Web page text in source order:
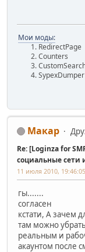
Мои моды:
RedirectPage
Counters
SypexDumper
Макар
Re: [Loginza for
социальные сети
11 июля 2010, 19:46:05
гы.......
согласен
кстати, А зачем
там можно
реальным и
акаунтом после